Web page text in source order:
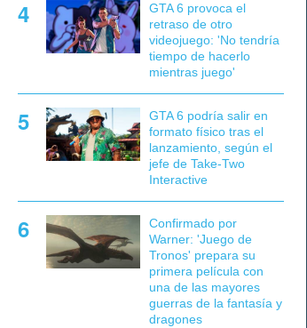
GTA 6 provoca el
retraso de otro
videojuego: 'No tendría
tiempo de hacerlo
mientras juego'
GTA 6 podría salir en
formato físico tras el
lanzamiento, según el
jefe de Take-Two
Interactive
Confirmado por
Warner: 'Juego de
Tronos' prepara su
primera película con
una de las mayores
guerras de la fantasía y
dragones